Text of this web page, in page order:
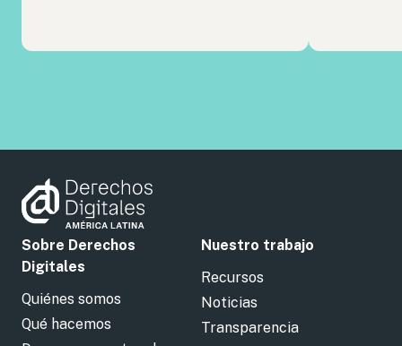
Sobre Derechos
Digitales
Quiénes somos
Qué hacemos
Nuestro trabajo
Recursos
Noticias
Transparencia